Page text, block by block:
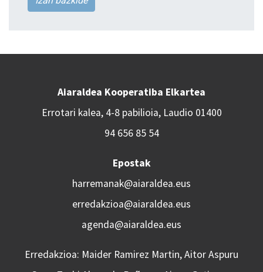
Aiaraldea Kooperatiba Elkartea
Errotari kalea, 4-8 pabilioia, Laudio 01400
94 656 85 54
Epostak
harremanak@aiaraldea.eus
erredakzioa@aiaraldea.eus
agenda@aiaraldea.eus
Erredakzioa: Maider Ramirez Martin, Aitor Aspuru